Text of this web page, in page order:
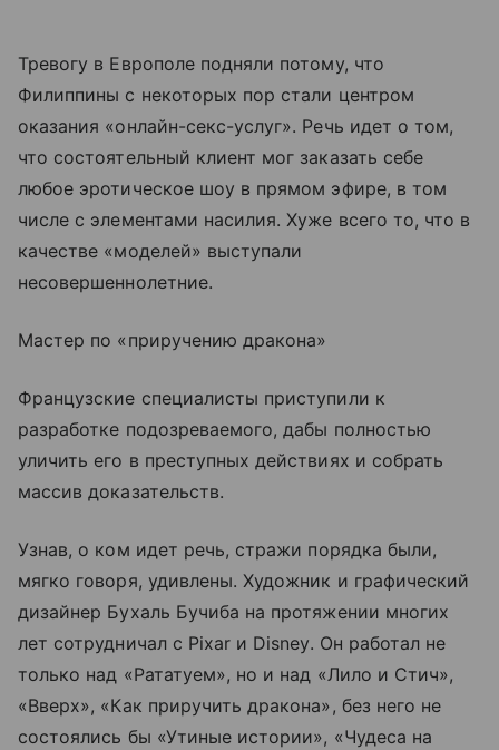
Тревогу в Европоле подняли потому, что
Филиппины с некоторых пор стали центром
оказания «онлайн-секс-услуг». Речь идет о том,
что состоятельный клиент мог заказать себе
любое эротическое шоу в прямом эфире, в том
числе с элементами насилия. Хуже всего то, что в
качестве «моделей» выступали
несовершеннолетние.
Мастер по «приручению дракона»
Французские специалисты приступили к
разработке подозреваемого, дабы полностью
уличить его в преступных действиях и собрать
массив доказательств.
Узнав, о ком идет речь, стражи порядка были,
мягко говоря, удивлены. Художник и графический
дизайнер Бухаль Бучиба на протяжении многих
лет сотрудничал с Pixar и Disney. Он работал не
только над «Рататуем», но и над «Лило и Стич»,
«Вверх», «Как приручить дракона», без него не
состоялись бы «Утиные истории», «Чудеса на